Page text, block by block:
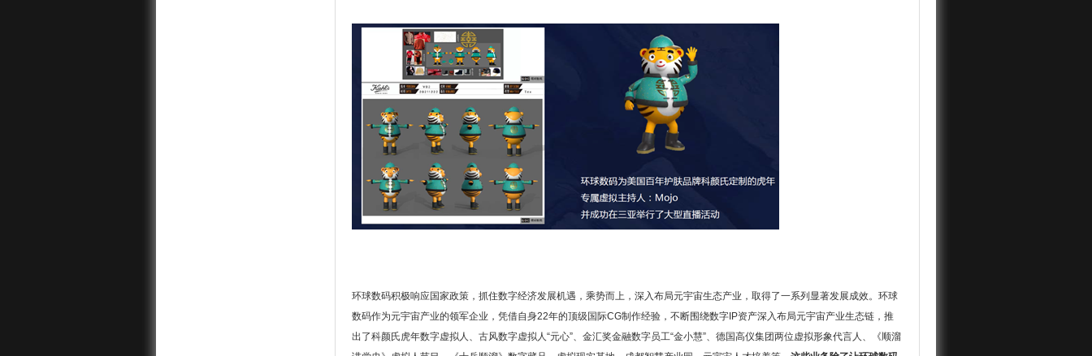
环球数码积极响应国家政策，抓住数字经济发展机遇，乘势而上，深入布局元宇宙生态产业，取得了一系列显著发展成效。环球
数码作为元宇宙产业的领军企业，凭借自身22年的顶级国际CG制作经验，不断围绕数字IP资产深入布局元宇宙产业生态链，推
出了科颜氏虎年数字虚拟人、古风数字虚拟人“元心”、金汇奖金融数字员工“金小慧”、德国高仪集团两位虚拟形象代言人、《顺溜